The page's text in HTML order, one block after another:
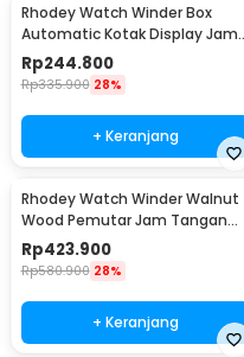
Rhodey Watch Winder Box
Automatic Kotak Display Jam
Tangan 1 Slot - SKW14
Rp244.800
Rp335.900 28%
+ Keranjang
Rhodey Watch Winder Walnut
Wood Pemutar Jam Tangan
Otomatis 2 Slot - SKW166-B
Rp423.900
Rp580.900 28%
+ Keranjang